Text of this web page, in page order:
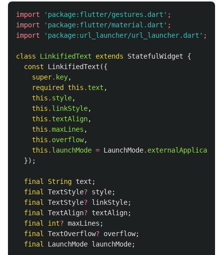
import 'package:flutter/gestures.dart' ;
import
'package:flutter/material.dart' ;
import
'package:url_launcher/url_launcher.dart' ;
class LinkifiedText extends StatefulWidget
{
const
LinkifiedText ({
super. key,
required
this . text ,
this . style,
this . linkStyle,
this . textAlign,
this .maxLines ,
this . overflow,
this . launchMode = LaunchMode. externalApplication
});
final String text ;
final
TextStyle? style;
final
TextStyle? linkStyle;
final
TextAlign? textAlign;
final
int? maxLines ;
final
TextOverflow? overflow;
final
LaunchMode launchMode;